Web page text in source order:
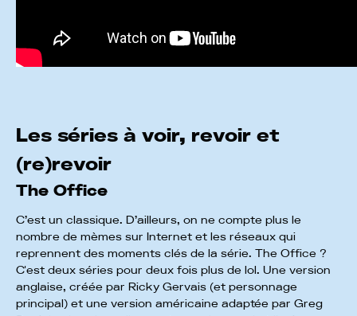
Les séries à voir, revoir et
(re)revoir
The Office
C’est un classique. D’ailleurs, on ne compte plus le
nombre de mèmes sur Internet et les réseaux qui
reprennent des moments clés de la série. The Office ?
C'est deux séries pour deux fois plus de lol. Une version
anglaise, créée par Ricky Gervais (et personnage
principal) et une version américaine adaptée par Greg